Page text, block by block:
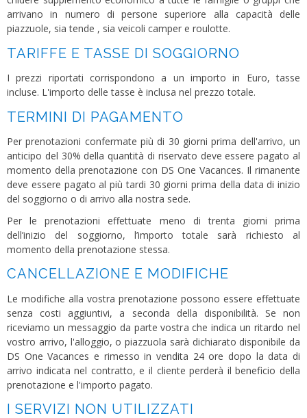
arrivano in numero di persone superiore alla capacità delle
piazzuole, sia tende , sia veicoli camper e roulotte.
TARIFFE E TASSE DI SOGGIORNO
I prezzi riportati corrispondono a un importo in Euro, tasse
incluse. L'importo delle tasse è inclusa nel prezzo totale.
TERMINI DI PAGAMENTO
Per prenotazioni confermate più di 30 giorni prima dell'arrivo, un
anticipo del 30% della quantità di riservato deve essere pagato al
momento della prenotazione con DS One Vacances. Il rimanente
deve essere pagato al più tardi 30 giorni prima della data di inizio
del soggiorno o di arrivo alla nostra sede.
Per le prenotazioni effettuate meno di trenta giorni prima
dell’inizio del soggiorno, l’importo totale sarà richiesto al
momento della prenotazione stessa.
CANCELLAZIONE E MODIFICHE
Le modifiche alla vostra prenotazione possono essere effettuate
senza costi aggiuntivi, a seconda della disponibilità. Se non
riceviamo un messaggio da parte vostra che indica un ritardo nel
vostro arrivo, l'alloggio, o piazzuola sarà dichiarato disponibile da
DS One Vacances e rimesso in vendita 24 ore dopo la data di
arrivo indicata nel contratto, e il cliente perderà il beneficio della
prenotazione e l'importo pagato.
I SERVIZI NON UTILIZZATI